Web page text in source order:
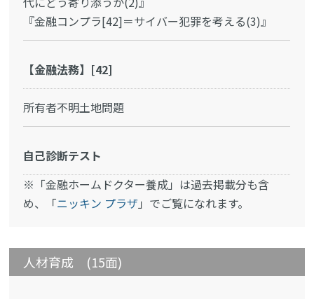
『金融コンプラ[42]＝サイバー犯罪を考える(3)』
【金融法務】[42]
所有者不明土地問題
自己診断テスト
※「金融ホームドクター養成」は過去掲載分も含
め、「ニッキン プラザ 」でご覧になれます。
人材育成 (15面)